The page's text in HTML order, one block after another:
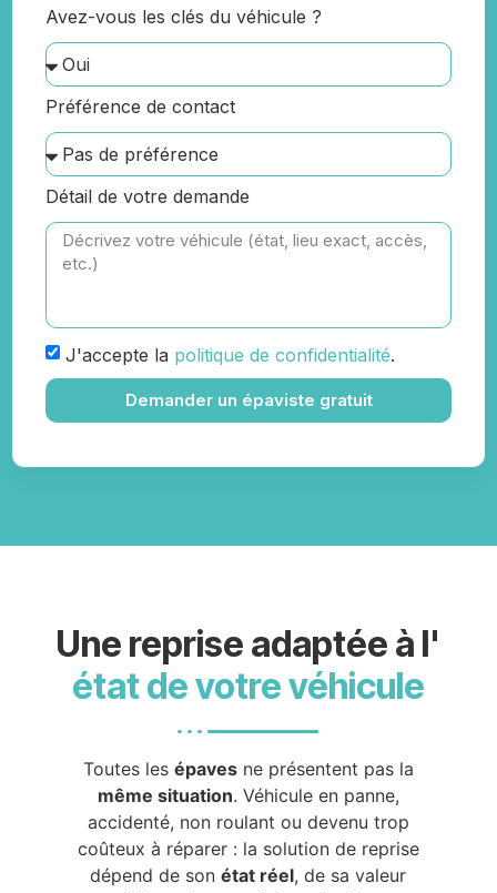
Avez-vous les clés du véhicule ?
Préférence de contact
Détail de votre demande
J'accepte la politique de confidentialité.
Demander un épaviste gratuit
Une reprise adaptée à l'
état de votre véhicule
Toutes les épavesne présentent pas la
même situation. Véhicule en panne,
accidenté, non roulant ou devenu trop
coûteux à réparer : la solution de reprise
dépend de sonétat réel, de sa valeur